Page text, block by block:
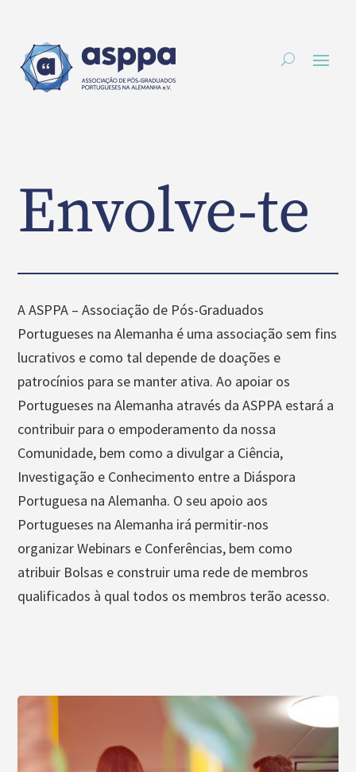
Envolve-te
A ASPPA – Associação de Pós-Graduados
Portugueses na Alemanha é uma associação sem fins
lucrativos e como tal depende de doações e
patrocínios para se manter ativa. Ao apoiar os
Portugueses na Alemanha através da ASPPA estará a
contribuir para o empoderamento da nossa
Comunidade, bem como a divulgar a Ciência,
Investigação e Conhecimento entre a Diáspora
Portuguesa na Alemanha. O seu apoio aos
Portugueses na Alemanha irá permitir-nos
organizar Webinars e Conferências, bem como
atribuir Bolsas e construir uma rede de membros
qualificados à qual todos os membros terão acesso.